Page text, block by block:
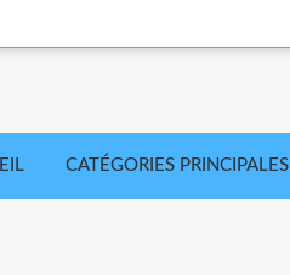
CATÉGORIES PRINCIPALES